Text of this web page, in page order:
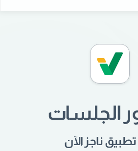
الجلسات
ناجز الآن